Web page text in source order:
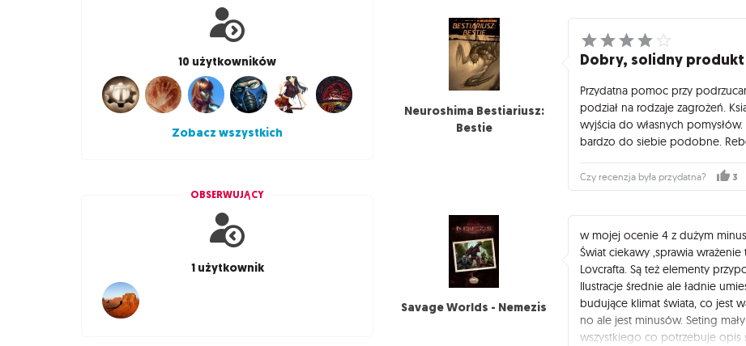
10 użytkowników
Zobacz wszystkich
OBSERWUJĄCY
1 użytkownik
Neuroshima Bestiariusz:
Bestie
Dobry, solidny produkt
Przydatna pomoc przy
podział na rodzaje zagrożeń.
wyjścia do własnych
bardzo do siebie podobne.
Czy recenzja była przydatna? 3
Savage Worlds - Nemezis
w mojej ocenie 4 z dużym
Świat ciekawy ,sprawia
Lovcrafta. Są też elementy
Ilustracje średnie ale ładnie
budujące klimat świata, co jest
no ale jest minusów. Seting
wszystkiego co potrzebuje